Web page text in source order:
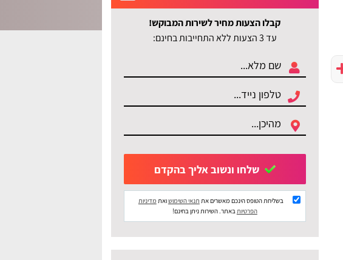
קבלו הצעות מחיר לשירות המבוקש!
עד 3 הצעות ללא התחייבות בחינם:
שלחו ונשוב אליך בהקדם
בשליחת הטופס הינכם מאשרים את תנאי השימושואת מדיניות
הפרטיותבאתר. השירות ניתן בחינם!